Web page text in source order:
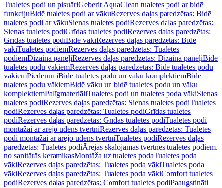
Tualetes podi un pisuāriGeberit AquaClean tualetes podi ar bidē
funkcijuBidē tualetes podi ar vākuRezerves daļas paredzētas: Bidē
tualetes podi ar vākuSienas tualetes podiRezerves daļas paredzētas:
Sienas tualetes podiGrīdas tualetes podiRezerves daļas paredzētas:
Grīdas tualetes podiBidē vākiRezerves daļas paredzētas: Bidē
vākiTualetes podiemRezerves daļas paredzētas: Tualetes
podiemDizaina paneļiRezerves daļas paredzētas: Dizaina paneļiBidē
tualetes podu vākiemRezerves daļas paredzētas: Bidē tualetes podu
vākiemPiederumiBidē tualetes podu un vāku komplektiemBidē
tualetes podu vākiemBidē vāku un bidē tualetes podu un vāku
komplektiemPalīgmateriāliTualetes podi un tualetes poda vākiSienas
tualetes podiRezerves daļas paredzētas: Sienas tualetes podiTualetes
podiRezerves daļas paredzētas: Tualetes podiGrīdas tualetes
podiRezerves daļas paredzētas: Grīdas tualetes podiTualetes podi
montāžai ar ārējo ūdens tvertniRezerves daļas paredzētas: Tualetes
podi montāžai ar ārējo ūdens tvertniTualetes podiRezerves daļas
paredzētas: Tualetes podiĀrējās skalojamās tvertnes tualetes podiem,
no sanitārās keramikasMontāža uz tualetes podaTualetes poda
vākiRezerves daļas paredzētas: Tualetes poda vākiTualetes poda
vākiRezerves daļas paredzētas: Tualetes poda vākiComfort tualetes
podiRezerves daļas paredzētas: Comfort tualetes podiPaaugstināti